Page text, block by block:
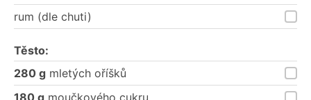
rum (dle chuti)
Těsto:
280 g mletých oříšků
180 g moučkového cukru